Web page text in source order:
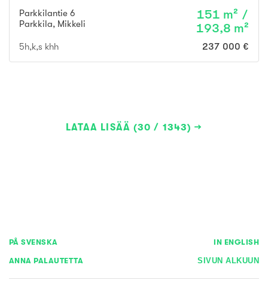
Parkkilantie 6
Parkkila, Mikkeli
151 m² /
193,8 m²
5h,k,s khh 237 000 €
LATAA LISÄÄ (30 / 1343)
PÅ SVENSKA IN ENGLISH
ANNA PALAUTETTA SIVUN ALKUUN